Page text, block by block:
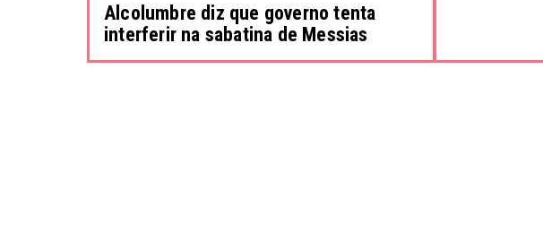
Alcolumbre diz que governo tenta
interferir na sabatina de Messias